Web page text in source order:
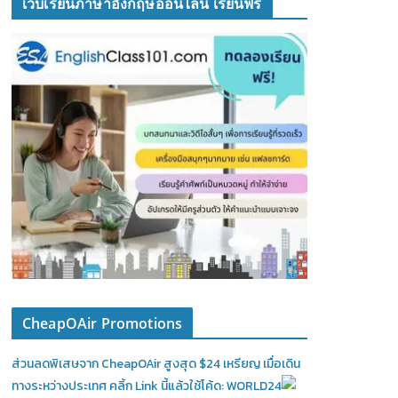
CheapOAir Promotions
ส่วนลดพิเสษจาก CheapOAir สูงสุด $24 เหรียญ เมื่อเดิน
ทางระหว่างประเทศ คลิ้ก Link นี้แล้วใช้โค้ด: WORLD24